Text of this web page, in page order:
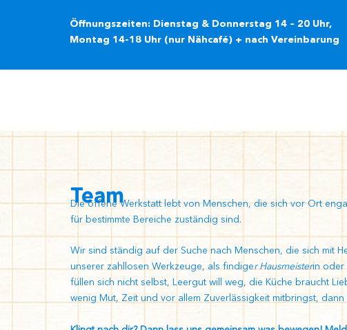
Öffnungszeiten: Dienstag & Donnerstag 14 – 20 Uhr,
Montag 14-18 Uhr (nur Nähcafé) + nach Vereinbarung
Team
Die offene Werkstatt lebt von Menschen, die sich vor Ort
für bestimmte Bereiche zuständig sind.
Wir sind ständig auf der Suche nach Menschen, die sich mit
unserer zahllosen Werkzeuge, als findiger Hausmeisterin oder
füllen sich nicht selbst, Leergut will weg, die Küche braucht
wenig Mut, Zeit und vor allem Zuverlässigkeit mitbringst,